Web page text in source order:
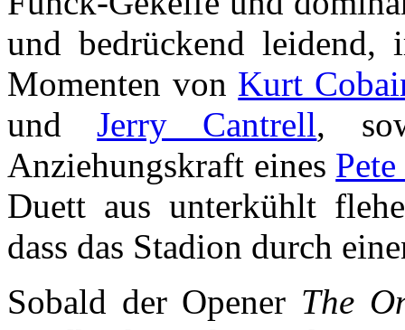
und bedrückend leidend,
Momenten von Kurt
undJerry Cantrell,
Anziehungskraft eines
Duett aus unterkühlt
dass das Stadion durch
Sobald der Opener The